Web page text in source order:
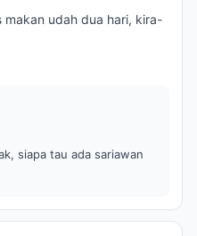
makan udah dua hari, kira-
siapa tau ada sariawan